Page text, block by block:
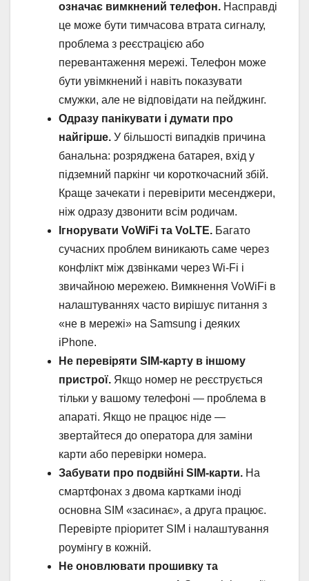
означає вимкнений телефон. Насправді
це може бути тимчасова втрата сигналу,
проблема з реєстрацією або
перевантаження мережі. Телефон може
бути увімкнений і навіть показувати
смужки, але не відповідати на пейджинг.
Одразу панікувати і думати про
найгірше. У більшості випадків причина
банальна: розряджена батарея, вхід у
підземний паркінг чи короткочасний збій.
Краще зачекати і перевірити месенджери,
ніж одразу дзвонити всім родичам.
Ігнорувати VoWiFi та VoLTE. Багато
сучасних проблем виникають саме через
конфлікт між дзвінками через Wi-Fi і
звичайною мережею. Вимкнення VoWiFi в
налаштуваннях часто вирішує питання з
«не в мережі» на Samsung і деяких
iPhone.
Не перевіряти SIM-карту в іншому
пристрої. Якщо номер не реєструється
тільки у вашому телефоні — проблема в
апараті. Якщо не працює ніде —
звертайтеся до оператора для заміни
карти або перевірки номера.
Забувати про подвійні SIM-карти. На
смартфонах з двома картками іноді
основна SIM «засинає», а друга працює.
Перевірте пріоритет SIM і налаштування
роумінгу в кожній.
Не оновлювати прошивку та